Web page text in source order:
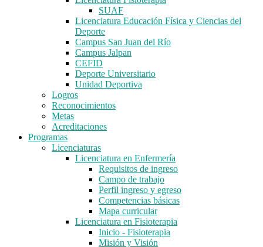
SUAF
Licenciatura Educación Física y Ciencias del
Deporte
Campus San Juan del Río
Campus Jalpan
CEFID
Deporte Universitario
Unidad Deportiva
Logros
Reconocimientos
Metas
Acreditaciones
Programas
Licenciaturas
Licenciatura en Enfermería
Requisitos de ingreso
Campo de trabajo
Perfil ingreso y egreso
Competencias básicas
Mapa curricular
Licenciatura en Fisioterapia
Inicio - Fisioterapia
Misión y Visión